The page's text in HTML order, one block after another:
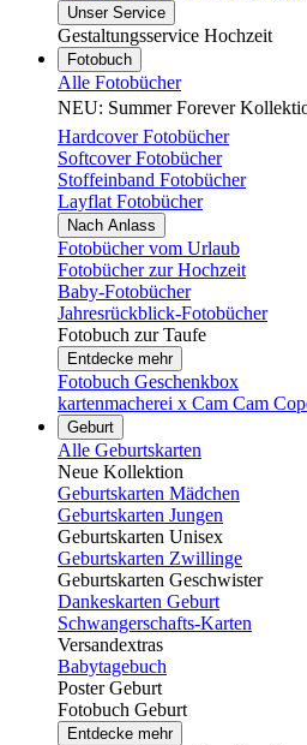
Unser Service
Gestaltungsservice Hochzeit
Fotobuch
Alle Fotobücher
NEU: Summer Forever
Hardcover Fotobücher
Softcover Fotobücher
Stoffeinband Fotobücher
Layflat Fotobücher
Nach Anlass
Fotobücher vom Urlaub
Fotobücher zur Hochzeit
Baby-Fotobücher
Jahresrückblick-Fotobücher
Fotobuch zur Taufe
Entdecke mehr
Fotobuch Geschenkbox
kartenmacherei x Cam Cam
Geburt
Alle Geburtskarten
Neue Kollektion
Geburtskarten Mädchen
Geburtskarten Jungen
Geburtskarten Unisex
Geburtskarten Zwillinge
Geburtskarten Geschwister
Dankeskarten Geburt
Schwangerschafts-Karten
Versandextras
Babytagebuch
Poster Geburt
Fotobuch Geburt
Entdecke mehr